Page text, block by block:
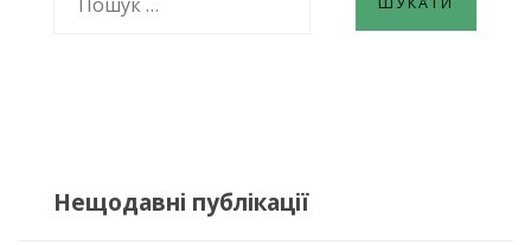
Нещодавні публікації